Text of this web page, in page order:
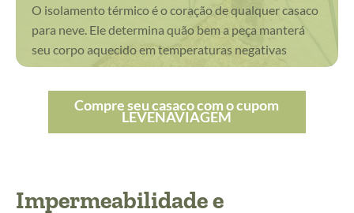
O isolamento térmico é o coração de qualquer casaco
para neve. Ele determina quão bem a peça manterá
seu corpo aquecido em temperaturas negativas
Compre seu casaco com o cupom
LEVENAVIAGEM
Impermeabilidade e